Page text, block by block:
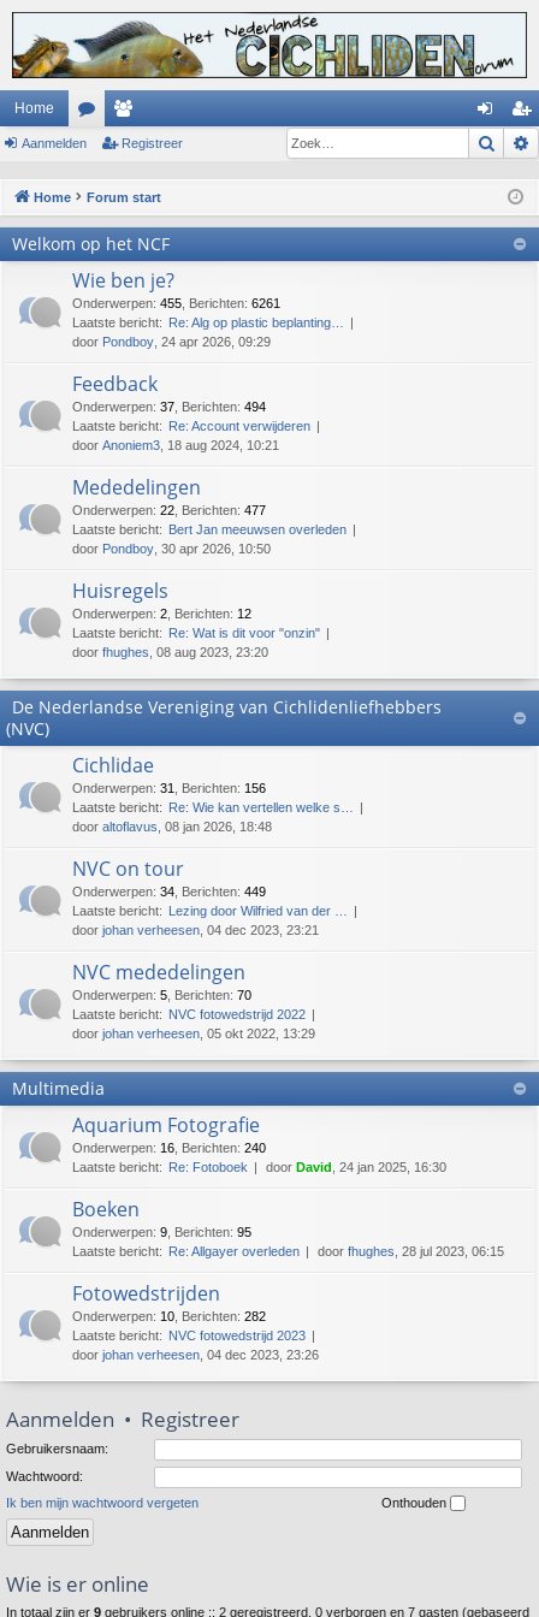
Home
or
m
s
ed an
el
eg
re
er
Aanmelden Registreer Zoek
Home Forum start
Welkom op het NCF
Wie ben je?
Onderwerpen: 455 Berichten: 6261
Laatste bericht: Re: Alg op plastic beplanting…
door Pondboy , 24 apr 2026, 09:29
Feedback
Onderwerpen: 37 Berichten: 494
Laatste bericht: Re: Account verwijderen
door Anoniem3 , 18 aug 2024, 10:21
Mededelingen
Onderwerpen: 22 Berichten: 477
Laatste bericht: Bert Jan meeuwsen overleden
door Pondboy , 30 apr 2026, 10:50
Huisregels
Onderwerpen: 2 Berichten: 12
Laatste bericht: Re: Wat is dit voor "onzin"
door fhughes , 08 aug 2023, 23:20
De Nederlandse Vereniging van Cichlidenliefhebbers
(NVC)
Cichlidae
Onderwerpen: 31 Berichten: 156
Laatste bericht: Re: Wie kan vertellen welke s…
door altoflavus , 08 jan 2026, 18:48
NVC on tour
Onderwerpen: 34 Berichten: 449
Laatste bericht: Lezing door Wilfried van der …
door johan verheesen , 04 dec 2023, 23:21
NVC mededelingen
Onderwerpen: 5 Berichten: 70
Laatste bericht: NVC fotowedstrijd 2022
door johan verheesen , 05 okt 2022, 13:29
Multimedia
Aquarium Fotografie
Onderwerpen: 16 Berichten: 240
Laatste bericht: Re: Fotoboek door David , 24 jan 2025, 16:30
Boeken
Onderwerpen: 9 Berichten: 95
Laatste bericht: Re: Allgayer overleden door fhughes , 28 jul 2023, 06:15
Fotowedstrijden
Onderwerpen: 10 Berichten: 282
Laatste bericht: NVC fotowedstrijd 2023
door johan verheesen , 04 dec 2023, 23:26
Aanmelden • Registreer
Gebruikersnaam:
Wachtwoord:
Ik ben mijn wachtwoord vergeten
Onthouden
Wie is er online
In totaal zijn er 9 gebruikers online :: 2 geregistreerd, 0 verborgen en 7 gasten (gebaseerd